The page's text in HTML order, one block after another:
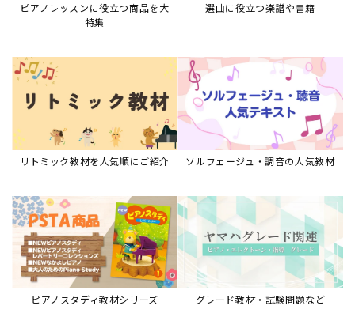
ピアノレッスンに役立つ商品を大
特集
選曲に役立つ楽譜や書籍
リトミック教材を人気順にご紹介 ソルフェージュ・調音の人気教材
ピアノスタディ教材シリーズ グレード教材・試験問題など